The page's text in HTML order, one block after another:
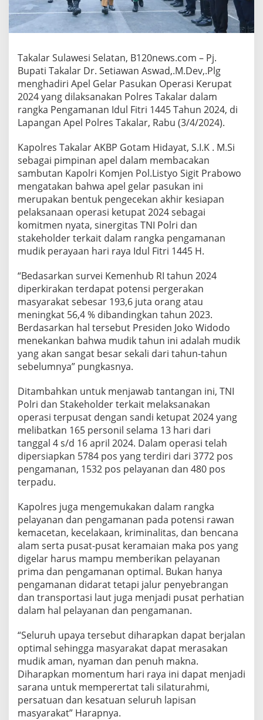
i
i
p
e
G
e
l
a
a
s
u
k
a
n
O
p
e
r
i
K
e
t
u
p
a
t
2
4
Takalar Sulawesi Selatan, B120news.com – Pj.
Bupati Takalar Dr. Setiawan Aswad,.M.Dev,.Plg
menghadiri Apel Gelar Pasukan Operasi Kerupat
2024 yang dilaksanakan Polres Takalar dalam
rangka Pengamanan Idul Fitri 1445 Tahun 2024, di
Lapangan Apel Polres Takalar, Rabu (3/4/2024).
Kapolres Takalar AKBP Gotam Hidayat, S.I.K . M.Si
sebagai pimpinan apel dalam membacakan
sambutan Kapolri Komjen Pol.Listyo Sigit Prabowo
mengatakan bahwa apel gelar pasukan ini
merupakan bentuk pengecekan akhir kesiapan
pelaksanaan operasi ketupat 2024 sebagai
komitmen nyata, sinergitas TNI Polri dan
stakeholder terkait dalam rangka pengamanan
mudik perayaan hari raya Idul Fitri 1445 H.
“Bedasarkan survei Kemenhub RI tahun 2024
diperkirakan terdapat potensi pergerakan
masyarakat sebesar 193,6 juta orang atau
meningkat 56,4 % dibandingkan tahun 2023.
Berdasarkan hal tersebut Presiden Joko Widodo
menekankan bahwa mudik tahun ini adalah mudik
yang akan sangat besar sekali dari tahun-tahun
sebelumnya” pungkasnya.
Ditambahkan untuk menjawab tantangan ini, TNI
Polri dan Stakeholder terkait melaksanakan
operasi terpusat dengan sandi ketupat 2024 yang
melibatkan 165 personil selama 13 hari dari
tanggal 4 s/d 16 april 2024. Dalam operasi telah
dipersiapkan 5784 pos yang terdiri dari 3772 pos
pengamanan, 1532 pos pelayanan dan 480 pos
terpadu.
Kapolres juga mengemukakan dalam rangka
pelayanan dan pengamanan pada potensi rawan
kemacetan, kecelakaan, kriminalitas, dan bencana
alam serta pusat-pusat keramaian maka pos yang
digelar harus mampu memberikan pelayanan
prima dan pengamanan optimal. Bukan hanya
pengamanan didarat tetapi jalur penyebrangan
dan transportasi laut juga menjadi pusat perhatian
dalam hal pelayanan dan pengamanan.
“Seluruh upaya tersebut diharapkan dapat berjalan
optimal sehingga masyarakat dapat merasakan
mudik aman, nyaman dan penuh makna.
Diharapkan momentum hari raya ini dapat menjadi
sarana untuk memperertat tali silaturahmi,
persatuan dan kesatuan seluruh lapisan
masyarakat” Harapnya.